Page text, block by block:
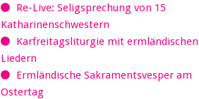
Re-Live: Seligsprechung von 15
Katharinenschwestern
Karfreitagsliturgie mit ermländischen
Liedern
Ermländische Sakramentsvesper am
Ostertag